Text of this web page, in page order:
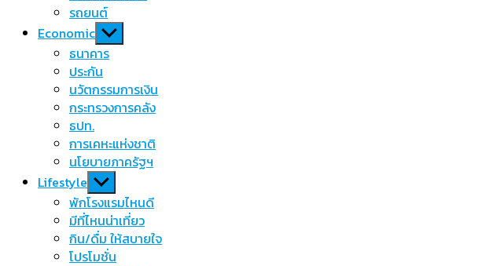
รถยนต์
Economic Show
sub
menu
ธนาคาร
ประกัน
นวัตกรรมการเงิน
กระทรวงการคลัง
ธปท.
การเคหะแห่งชาติ
นโยบายภาครัฐฯ
Lifestyle Show
sub
menu
พักโรงแรมไหนดี
มีที่ไหนน่าเที่ยว
กิน/ดื่ม ให้สบายใจ
โปรโมชั่น